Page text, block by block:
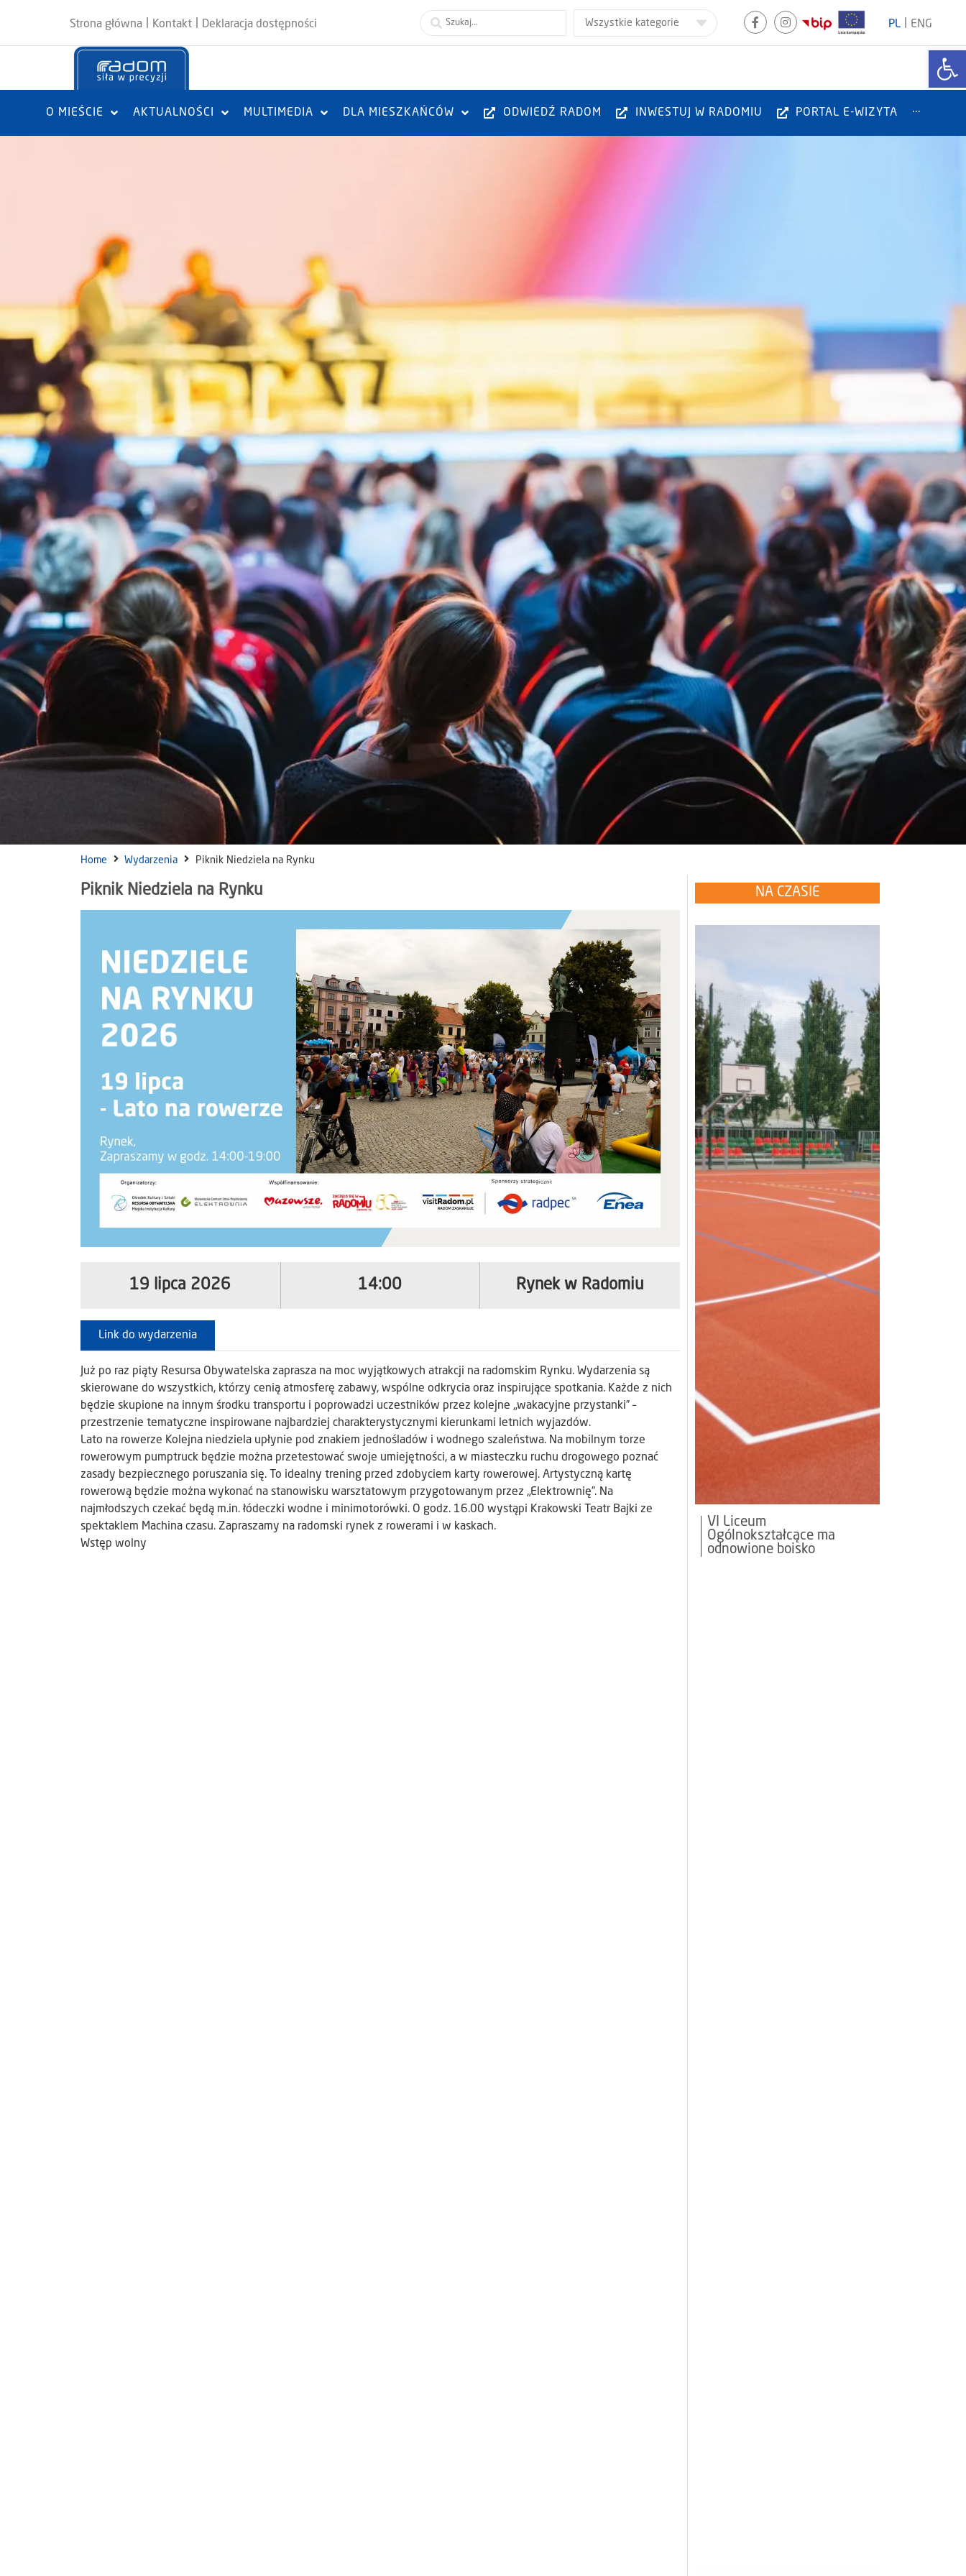
Strona główna Kontakt Deklaracja dostępności Wszystkie kategorie PL ENG
O MIEŚCIE AKTUALNOŚCI MULTIMEDIA DLA MIESZKAŃCÓW ODWIEDŹ RADOM INWESTUJ W RADOMIU PORTAL E-WIZYTA ···
Home Wydarzenia Piknik Niedziela na Rynku
Piknik Niedziela na Rynku
19 lipca 2026 14:00 Rynek w Radomiu
Link do wydarzenia
Już po raz piąty Resursa Obywatelska zaprasza na moc wyjątkowych atrakcji na radomskim Rynku. Wydarzenia są
skierowane do wszystkich, którzy cenią atmosferę zabawy, wspólne odkrycia oraz inspirujące spotkania. Każde z nich
będzie skupione na innym środku transportu i poprowadzi uczestników przez kolejne „wakacyjne przystanki” –
przestrzenie tematyczne inspirowane najbardziej charakterystycznymi kierunkami letnich wyjazdów.
Lato na rowerze Kolejna niedziela upłynie pod znakiem jednośladów i wodnego szaleństwa. Na mobilnym torze
rowerowym pumptruck będzie można przetestować swoje umiejętności, a w miasteczku ruchu drogowego poznać
zasady bezpiecznego poruszania się. To idealny trening przed zdobyciem karty rowerowej. Artystyczną kartę
rowerową będzie można wykonać na stanowisku warsztatowym przygotowanym przez „Elektrownię”. Na
najmłodszych czekać będą m.in. łódeczki wodne i minimotorówki. O godz. 16.00 wystąpi Krakowski Teatr Bajki ze
spektaklem Machina czasu. Zapraszamy na radomski rynek z rowerami i w kaskach.
Wstęp wolny
NA CZASIE
VI Liceum
Ogólnokształcące ma
odnowione boisko